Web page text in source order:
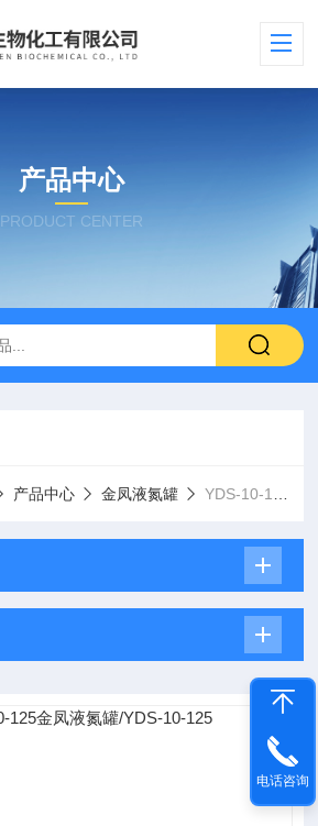
产品中心
PRODUCT CENTER
产品中心 金凤液氮罐 YDS-10-125/金凤液氮罐
电话咨询